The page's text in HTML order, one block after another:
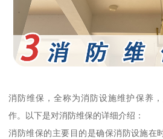
消防维保，全称为消防设施维护保养
作。以下是对消防维保的详细介绍：
消防维保的主要目的是确保消防设施在